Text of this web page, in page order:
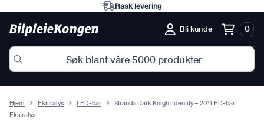
Rask levering
Bli kunde 0
Hjem Ekstralys LED-bar
Strands Dark Knight Identity – 20″ LED-bar
Ekstralys